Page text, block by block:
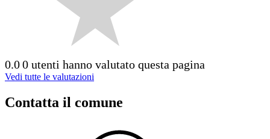
0.00 utenti hanno valutato questa pagina
Vedi tutte le valutazioni
Contatta il comune